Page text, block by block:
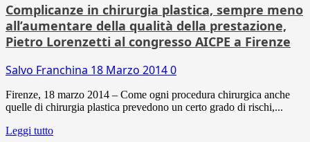
Complicanze in chirurgia plastica, sempre meno
all’aumentare della qualità della prestazione,
Pietro Lorenzetti al congresso AICPE a Firenze
Salvo Franchina 18 Marzo 20140
Firenze, 18 marzo 2014 – Come ogni procedura chirurgica anche
quelle di chirurgia plastica prevedono un certo grado di rischi,...
Leggi tutto